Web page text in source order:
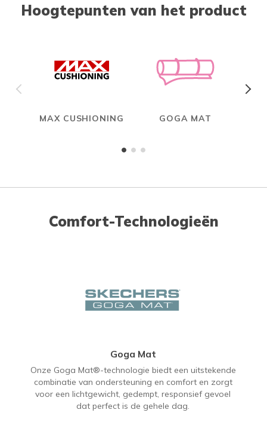
Hoogtepunten van het product
MAX CUSHIONING GOGA MAT
Comfort-Technologieën
Goga Mat
Onze Goga Mat®-technologie biedt een uitstekende
combinatie van ondersteuning en comfort en zorgt
voor een lichtgewicht, gedempt, responsief gevoel
dat perfect is de gehele dag.